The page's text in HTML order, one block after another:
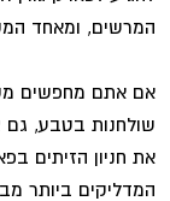
המרשים, ומאחד
אם אתם מחפשים
שולחנות בטבע, גם
את חניון הזיתים
המדליקים ביותר